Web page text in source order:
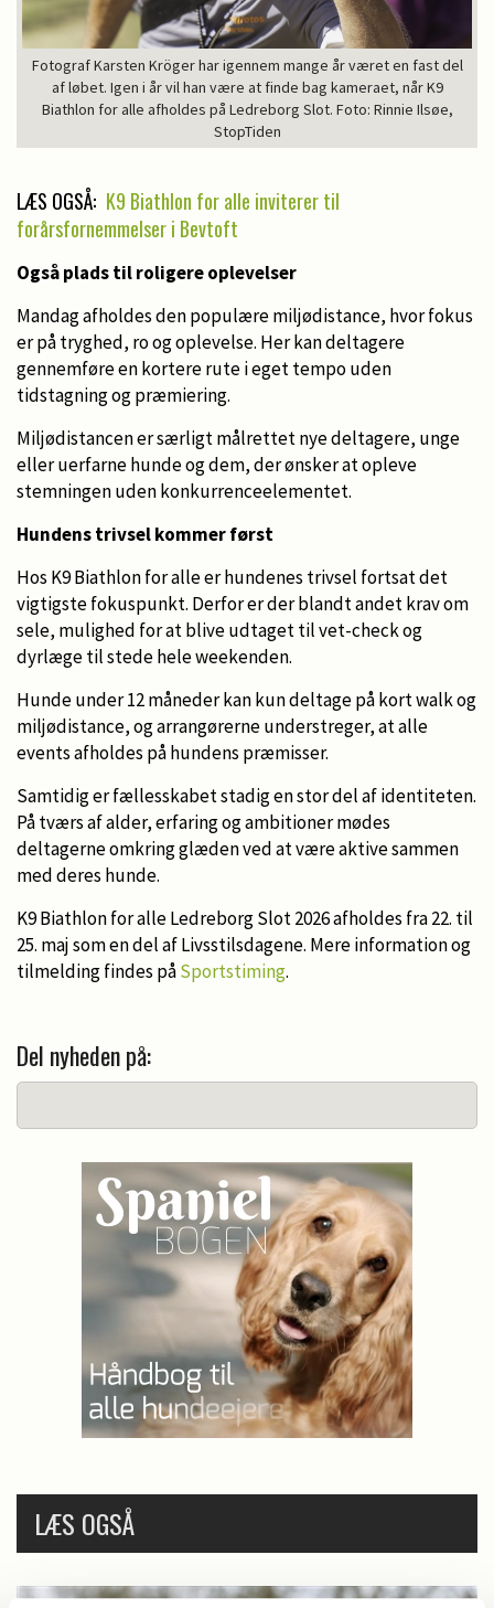
Fotograf Karsten Kröger har igennem mange år været en fast del
af løbet. Igen i år vil han være at finde bag kameraet, når K9
Biathlon for alle afholdes på Ledreborg Slot. Foto: Rinnie Ilsøe,
StopTiden
LÆS OGSÅ: K9 Biathlon for alle inviterer til
forårsfornemmelser i Bevtoft
Også plads til roligere oplevelser
Mandag afholdes den populære miljødistance, hvor fokus
er på tryghed, ro og oplevelse. Her kan deltagere
gennemføre en kortere rute i eget tempo uden
tidstagning og præmiering.
Miljødistancen er særligt målrettet nye deltagere, unge
eller uerfarne hunde og dem, der ønsker at opleve
stemningen uden konkurrenceelementet.
Hundens trivsel kommer først
Hos K9 Biathlon for alle er hundenes trivsel fortsat det
vigtigste fokuspunkt. Derfor er der blandt andet krav om
sele, mulighed for at blive udtaget til vet-check og
dyrlæge til stede hele weekenden.
Hunde under 12 måneder kan kun deltage på kort walk og
miljødistance, og arrangørerne understreger, at alle
events afholdes på hundens præmisser.
Samtidig er fællesskabet stadig en stor del af identiteten.
På tværs af alder, erfaring og ambitioner mødes
deltagerne omkring glæden ved at være aktive sammen
med deres hunde.
K9 Biathlon for alle Ledreborg Slot 2026 afholdes fra 22. til
25. maj som en del af Livsstilsdagene. Mere information og
tilmelding findes påSportstiming.
Del nyheden på:
LÆS OGSÅ